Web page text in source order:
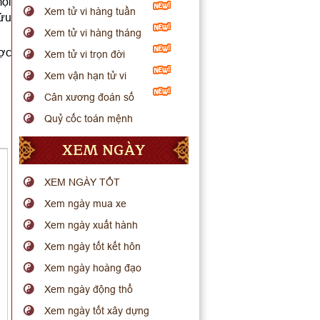
Xem tử vi hàng tuần
Xem tử vi hàng tháng
Xem tử vi trọn đời
Xem vận hạn tử vi
Cân xương đoán số
Quỷ cốc toán mệnh
XEM NGÀY
XEM NGÀY TỐT
Xem ngày mua xe
Xem ngày xuất hành
Xem ngày tốt kết hôn
Xem ngày hoàng đạo
Xem ngày động thổ
Xem ngày tốt xây dựng